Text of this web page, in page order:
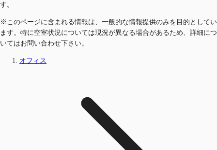
す。
※このページに含まれる情報は、一般的な情報提供のみを目的としてい
ます。特に空室状況については現況が異なる場合があるため、詳細につ
いてはお問い合わせ下さい。
オフィス